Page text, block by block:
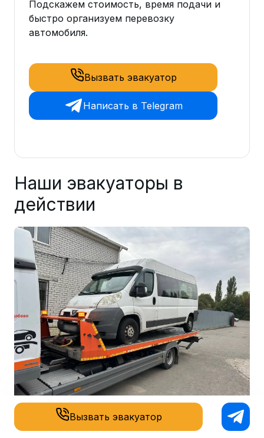
Вызвать эвакуатор
Подскажем стоимость, время подачи и
быстро организуем перевозку
автомобиля.
Вызвать эвакуатор
Написать в Telegram
Наши эвакуаторы в
действии